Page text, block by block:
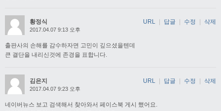
황정식
2017.04.07 9:13 오후
출판사의 손해를 감수하자면 고민이 깊으셨을텐데
큰 결단을 내리신것에 존경을 표합니다.
URL 답글 수정 삭제
김은지
2017.04.07 9:23 오후
네이버뉴스 보고 검색해서 찾아와서 페이스북 게시 했어요.
URL 답글 수정 삭제